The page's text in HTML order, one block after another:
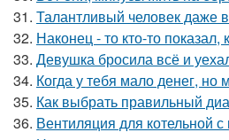
31. Талантливый человек даже
32. Наконец - то кто-то
33. Девушка бросила всё и
34. Когда у тебя мало денег, но
35. Как выбрать правильный
36. Вентиляция для котельной